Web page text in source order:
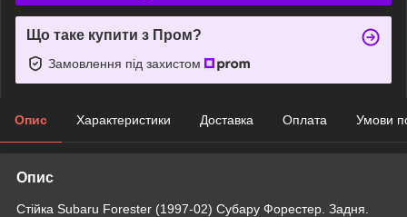
Що таке купити з Пром?
Замовлення під захистом
Опис Характеристики Доставка Оплата Умови
Опис
Стійка Subaru Forester (1997-02) Субару Форестер. Задня.